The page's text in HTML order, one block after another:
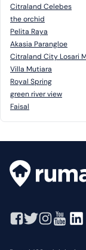
Citraland Celebes
the orchid
Pelita Raya
Akasia Parangloe
Citraland City Losari
Villa Mutiara
Royal Spring
green river view
Faisal